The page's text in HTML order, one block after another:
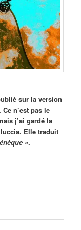
sur la version
n’est pas le
j’ai gardé la
Elle traduit
».